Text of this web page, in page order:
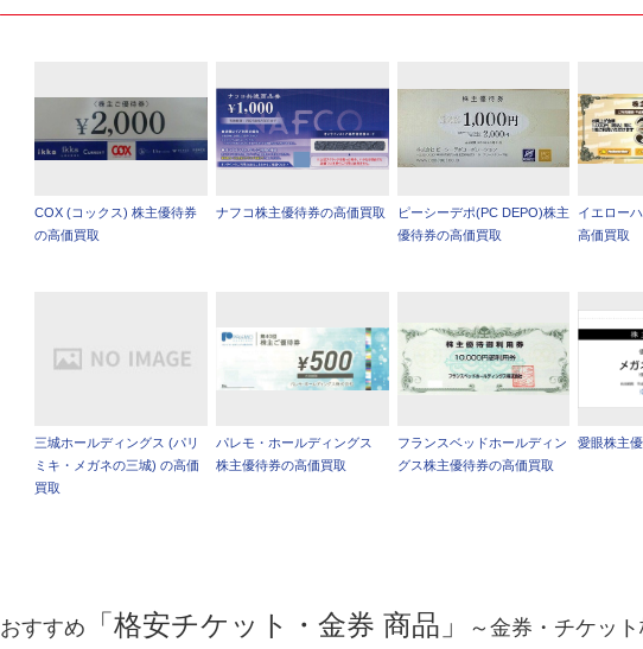
COX (コックス) 株主優待券
の高価買取
ナフコ株主優待券の高価買取
ピーシーデポ(PC DEPO)株主
優待券の高価買取
イエロー
高価買取
三城ホールディングス (パリ
ミキ・メガネの三城) の高価
買取
パレモ・ホールディングス
株主優待券の高価買取
フランスベッドホールディン
グス株主優待券の高価買取
愛眼株主
おすすめ 「格安チケット・金券 商品」 ～金券・チケッ